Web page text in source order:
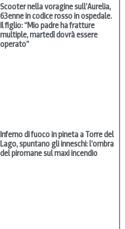
Scooter nella voragine sull’Aurelia,
63enne in codice rosso in ospedale.
Il figlio: “Mio padre ha fratture
multiple, martedì dovrà essere
operato”
Inferno di fuoco in pineta a Torre del
Lago, spuntano gli inneschi: l’ombra
del piromane sul maxi incendio